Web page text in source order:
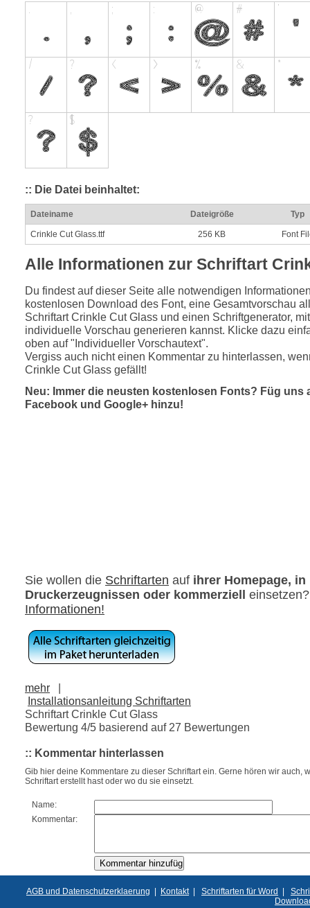
:: Die Datei beinhaltet:
Dateiname Dateigröße Typ
Crinkle Cut Glass.ttf 256 KB Font
Alle Informationen zur Schriftart
Du findest auf dieser Seite alle notwendigen
kostenlosen Download des Font, eine Gesamtvorschau
Schriftart Crinkle Cut Glass und einen Schriftgenerator,
individuelle Vorschau generieren kannst. Klicke dazu
oben auf "Individueller Vorschautext".
Vergiss auch nicht einen Kommentar zu hinterlassen,
Crinkle Cut Glass gefällt!
Neu: Immer die neusten kostenlosen Fonts? Füg uns
Facebook und Google+ hinzu!
Sie wollen die Schriftarten auf ihrer Homepage, in
Druckerzeugnissen oder kommerziell
Informationen!
mehr
|
Installationsanleitung Schriftarten
Schriftart Crinkle Cut Glass
Bewertung 4/5 basierend auf 27 Bewertungen
:: Kommentar hinterlassen
Gib hier deine Kommentare zu dieser Schriftart ein. Gerne hören wir auch,
Schriftart erstellt hast oder wo du sie einsetzt.
Name:
Kommentar:
AGB und Datenschutzerklaerung | Kontakt| Schriftarten für Word |